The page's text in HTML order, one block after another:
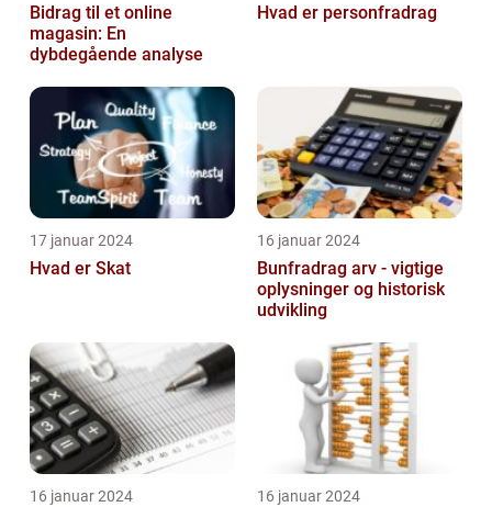
Bidrag til et online
magasin: En
dybdegående analyse
Hvad er personfradrag
17 januar 2024
Hvad er Skat
16 januar 2024
Bunfradrag arv - vigtige
oplysninger og historisk
udvikling
16 januar 2024 16 januar 2024